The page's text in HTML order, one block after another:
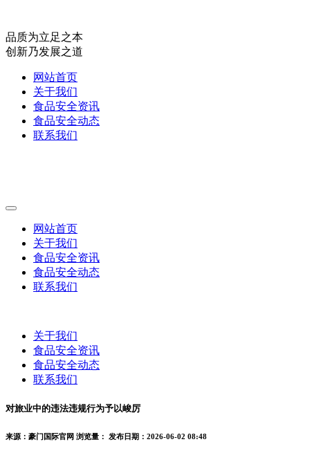
品质为立足之本
创新乃发展之道
网站首页
关于我们
食品安全资讯
食品安全动态
联系我们
网站首页
关于我们
食品安全资讯
食品安全动态
联系我们
关于我们
食品安全资讯
食品安全动态
联系我们
对旅业中的违法违规行为予以峻厉
来源：豪门国际官网 浏览量： 发布日期：2026-06-02 08:48